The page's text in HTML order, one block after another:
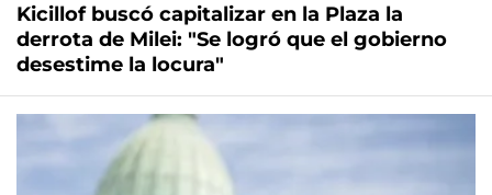
Kicillof buscó capitalizar en la Plaza la
derrota de Milei: "Se logró que el gobierno
desestime la locura"